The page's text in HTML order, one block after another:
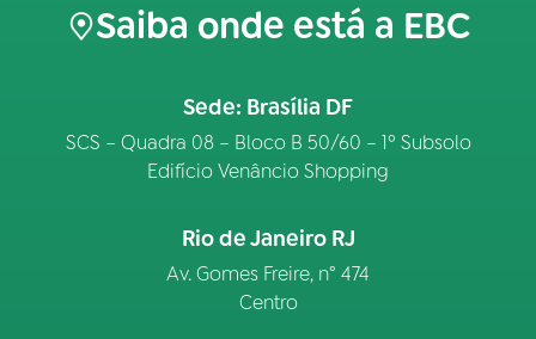
Saiba onde está a EBC
Sede: Brasília DF
SCS – Quadra 08 – Bloco B 50/60 – 1º Subsolo
Edifício Venâncio Shopping
Rio de Janeiro RJ
Av. Gomes Freire, n° 474
Centro